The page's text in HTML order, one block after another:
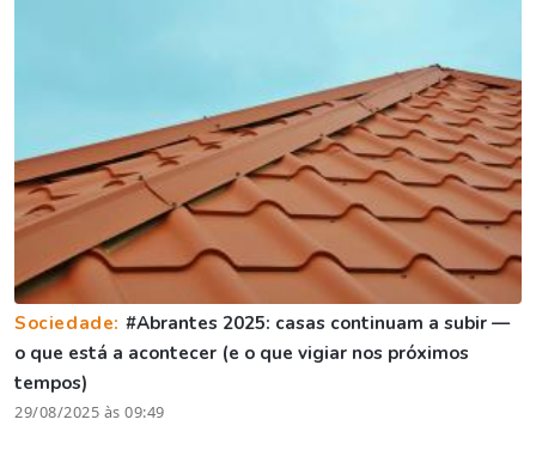
Sociedade: #Abrantes 2025: casas continuam a subir —
o que está a acontecer (e o que vigiar nos próximos
tempos)
29/08/2025 às 09:49